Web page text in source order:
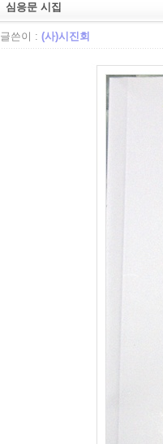
심응문 시집
글쓴이 : (사)시진회